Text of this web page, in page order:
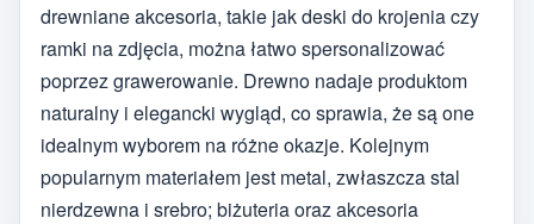
drewniane akcesoria, takie jak deski do krojenia czy
ramki na zdjęcia, można łatwo spersonalizować
poprzez grawerowanie. Drewno nadaje produktom
naturalny i elegancki wygląd, co sprawia, że są one
idealnym wyborem na różne okazje. Kolejnym
popularnym materiałem jest metal, zwłaszcza stal
nierdzewna i srebro; biżuteria oraz akcesoria